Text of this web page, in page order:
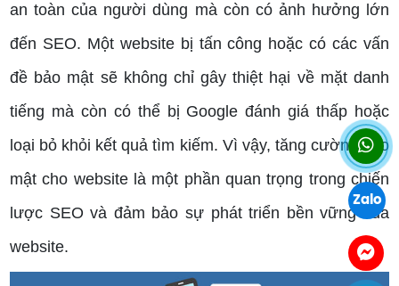
an toàn của người dùng mà còn có ảnh hưởng lớn
đến SEO. Một website bị tấn công hoặc có các vấn
đề bảo mật sẽ không chỉ gây thiệt hại về mặt danh
tiếng mà còn có thể bị Google đánh giá thấp hoặc
loại bỏ khỏi kết quả tìm kiếm. Vì vậy, tăng cường bảo
mật cho website là một phần quan trọng trong chiến
lược SEO và đảm bảo sự phát triển bền vững của
website.
Zalo